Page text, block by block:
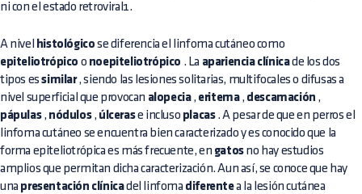
ni con el estado retroviral1.
A nivel histológico se diferencia el linfoma cutáneo como
epiteliotrópico o noepiteliotrópico . La apariencia clínicade los dos
tipos essimilar, siendo las lesiones solitarias, multifocales o difusas a
nivel superficial que provocan alopecia, eritema, descamación ,
pápulas, nódulos, úlcerase incluso placas. A pesar de que en perros el
linfoma cutáneo se encuentra bien caracterizado y es conocido que la
forma epiteliotrópica es más frecuente, en gatosno hay estudios
amplios que permitan dicha caracterización. Aun así, se conoce que hay
una presentación clínicadel linfoma diferentea la lesión cutánea